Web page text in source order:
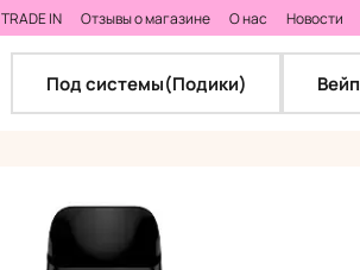
TRADE IN Отзывы о магазине О нас Новости
Под системы(Подики)